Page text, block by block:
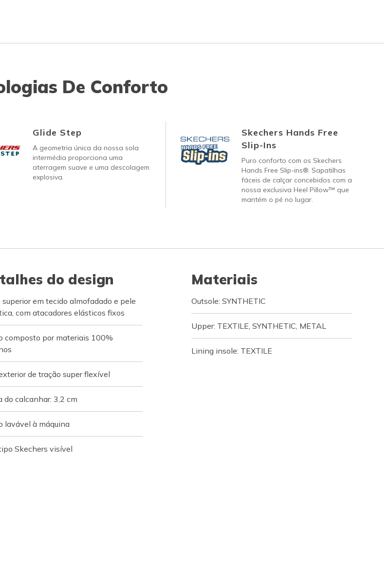
De Conforto
Glide Step
A geometria única da nossa sola
intermédia proporciona uma
aterragem suave e uma descolagem
explosiva.
Skechers Hands Free
Slip-Ins
Puro conforto com os Skechers
Hands Free Slip-ins®. Sapatilhas
fáceis de calçar concebidos com a
nossa exclusiva Heel Pillow™ que
mantém o pé no lugar.
do design
superior em tecido almofadado e pele
com atacadores elásticos fixos
composto por materiais 100%
de tração super flexível
do calcanhar: 3,2 cm
lavável à máquina
Skechers visível
Materiais
Outsole: SYNTHETIC
Upper: TEXTILE, SYNTHETIC, METAL
Lining insole: TEXTILE